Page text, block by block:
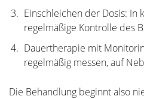
Einschleichen der Dosis: In
regelmäßige Kontrolle des
Dauertherapie mit
regelmäßig messen, auf
Die Behandlung beginnt also